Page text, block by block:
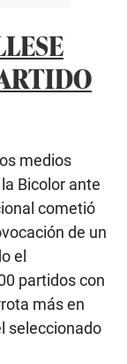
medios
Bicolor ante
cometió
de un
el
partidos con
más en
seleccionado